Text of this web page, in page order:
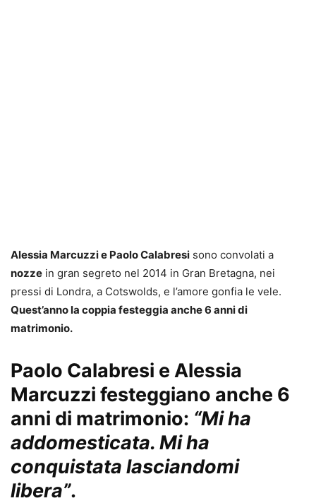
Alessia Marcuzzi e Paolo Calabresi sono convolati a
nozze in gran segreto nel 2014 in Gran Bretagna, nei
pressi di Londra, a Cotswolds, e l’amore gonfia le vele.
Quest’anno la coppia festeggia anche 6 anni di
matrimonio.
Paolo Calabresi e Alessia
Marcuzzi festeggiano anche 6
anni di matrimonio: “Mi ha
addomesticata. Mi ha
conquistata lasciandomi
libera”.